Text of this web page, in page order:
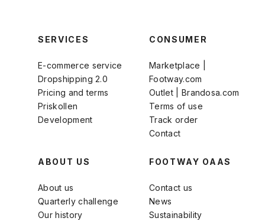
SERVICES
E-commerce service
Dropshipping 2.0
Pricing and terms
Priskollen
Development
CONSUMER
Marketplace |
Footway.com
Outlet | Brandosa.com
Terms of use
Track order
Contact
ABOUT US
About us
Quarterly challenge
Our history
FOOTWAY OAAS
Contact us
News
Sustainability